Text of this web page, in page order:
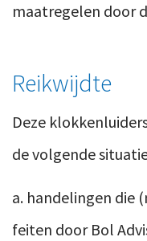
maatregelen door
Reikwijdte
Deze
de volgende
a. handelingen die
feiten door Bol